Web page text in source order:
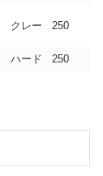
クレー 250
ハード 250